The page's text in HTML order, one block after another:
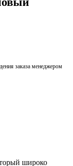
заказа менеджером
широко